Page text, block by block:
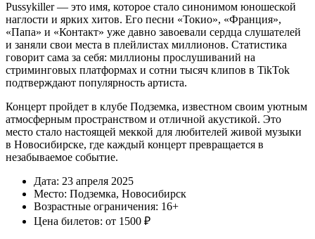
Pussykiller — это имя, которое стало синонимом юношеской
наглости и ярких хитов. Его песни «Токио», «Франция»,
«Папа» и «Контакт» уже давно завоевали сердца слушателей
и заняли свои места в плейлистах миллионов. Статистика
говорит сама за себя: миллионы прослушиваний на
стриминговых платформах и сотни тысяч клипов в TikTok
подтверждают популярность артиста.
Концерт пройдет в клубе Подземка, известном своим уютным
атмосферным пространством и отличной акустикой. Это
место стало настоящей меккой для любителей живой музыки
в Новосибирске, где каждый концерт превращается в
незабываемое событие.
Дата: 23 апреля 2025
Место: Подземка, Новосибирск
Возрастные ограничения: 16+
Цена билетов: от 1500 ₽